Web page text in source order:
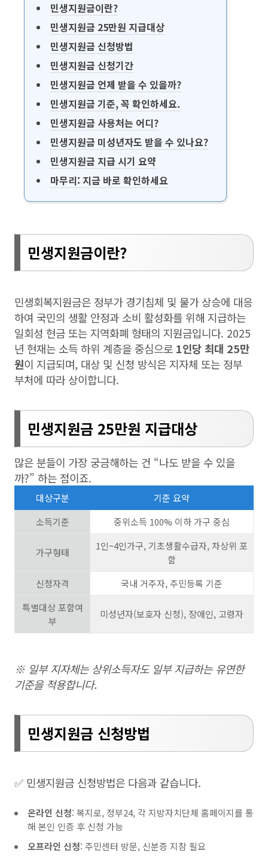
민생지원금이란?
민생지원금 25만원 지급대상
민생지원금 신청방법
민생지원금 신청기간
민생지원금 언제 받을 수 있을까?
민생지원금 기준, 꼭 확인하세요.
민생지원금 사용처는 어디?
민생지원금 미성년자도 받을 수 있나요?
민생지원금 지급 시기 요약
마무리: 지금 바로 확인하세요
민생지원금이란?
민생회복지원금은 정부가 경기침체 및 물가 상승에 대응
하여 국민의 생활 안정과 소비 활성화를 위해 지급하는
일회성 현금 또는 지역화폐 형태의 지원금입니다. 2025
년 현재는 소득 하위 계층을 중심으로 1인당 최대 25만
원이 지급되며, 대상 및 신청 방식은 지자체 또는 정부
부처에 따라 상이합니다.
민생지원금 25만원 지급대상
많은 분들이 가장 궁금해하는 건 “나도 받을 수 있을
까?” 하는 점이죠.
대상구분
기준 요약
소득기준
중위소득 100% 이하 가구 중심
가구형태
1인~4인가구, 기초생활수급자, 차상위 포
함
신청자격
국내 거주자, 주민등록 기준
특별대상 포함여
부
미성년자(보호자 신청), 장애인, 고령자
※ 일부 지자체는 상위소득자도 일부 지급하는 유연한
기준을 적용합니다.
민생지원금 신청방법
✅ 민생지원금 신청방법은 다음과 같습니다.
온라인 신청: 복지로, 정부24, 각 지방자치단체 홈페이지를 통
해 본인 인증 후 신청 가능
오프라인 신청: 주민센터 방문, 신분증 지참 필요